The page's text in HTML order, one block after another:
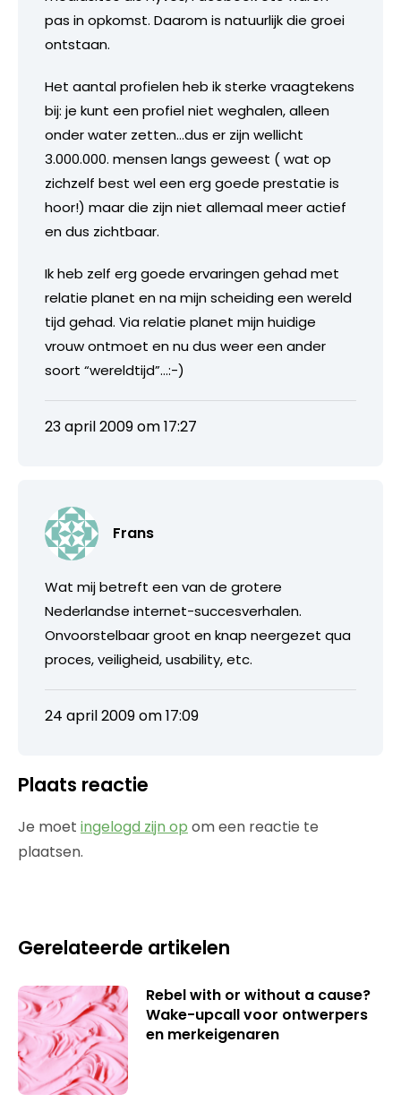
pas in opkomst. Daarom is natuurlijk die groei
ontstaan.
Het aantal profielen heb ik sterke vraagtekens
bij: je kunt een profiel niet weghalen, alleen
onder water zetten…dus er zijn wellicht
3.000.000. mensen langs geweest ( wat op
zichzelf best wel een erg goede prestatie is
hoor!) maar die zijn niet allemaal meer actief
en dus zichtbaar.
Ik heb zelf erg goede ervaringen gehad met
relatie planet en na mijn scheiding een wereld
tijd gehad. Via relatie planet mijn huidige
vrouw ontmoet en nu dus weer een ander
soort “wereldtijd”…:-)
23 april 2009 om 17:27
Frans
Wat mij betreft een van de grotere
Nederlandse internet-succesverhalen.
Onvoorstelbaar groot en knap neergezet qua
proces, veiligheid, usability, etc.
24 april 2009 om 17:09
Plaats reactie
Je moet ingelogd zijn op om een reactie te
plaatsen.
Gerelateerde artikelen
Rebel with or without a cause?
Wake-upcall voor ontwerpers
en merkeigenaren